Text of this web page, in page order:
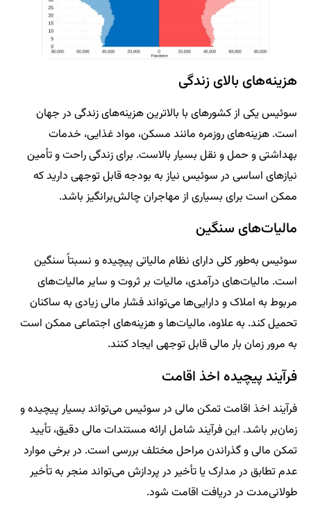
هزینه‌های بالای زندگی
سوئیس یکی از کشورهای با بالاترین هزینه‌های زندگی در جهان
است. هزینه‌های روزمره مانند مسکن، مواد غذایی، خدمات
بهداشتی و حمل و نقل بسیار بالاست. برای زندگی راحت و تأمین
نیازهای اساسی در سوئیس نیاز به بودجه قابل توجهی دارید که
ممکن است برای بسیاری از مهاجران چالش‌برانگیز باشد.
مالیات‌های سنگین
سوئیس به‌طور کلی دارای نظام مالیاتی پیچیده و نسبتاً سنگین
است. مالیات‌های درآمدی، مالیات بر ثروت و سایر مالیات‌های
مربوط به املاک و دارایی‌ها می‌تواند فشار مالی زیادی به ساکنان
تحمیل کند. به علاوه، مالیات‌ها و هزینه‌های اجتماعی ممکن است
به مرور زمان بار مالی قابل توجهی ایجاد کنند.
فرآیند پیچیده اخذ اقامت
فرآیند اخذ اقامت تمکن مالی در سوئیس می‌تواند بسیار پیچیده و
زمان‌بر باشد. این فرآیند شامل ارائه مستندات مالی دقیق، تأیید
تمکن مالی و گذراندن مراحل مختلف بررسی است. در برخی موارد
عدم تطابق در مدارک یا تأخیر در پردازش می‌تواند منجر به تأخیر
طولانی‌مدت در دریافت اقامت شود.